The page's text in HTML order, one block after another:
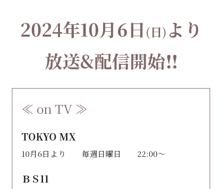
2024年10月6日 (日) より
放送&配信開始‼
≪ on TV ≫
TOKYO MX
10月6日より 毎週日曜日 22:00〜
ＢＳ11